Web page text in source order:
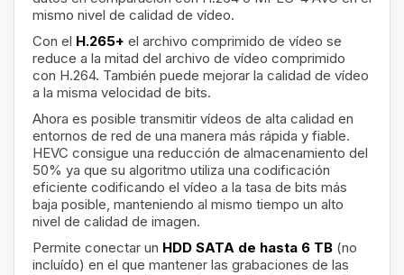
mismo nivel de calidad de vídeo.
Con el H.265+ el archivo comprimido de vídeo se
reduce a la mitad del archivo de vídeo comprimido
con H.264. También puede mejorar la calidad de vídeo
a la misma velocidad de bits.
Ahora es posible transmitir vídeos de alta calidad en
entornos de red de una manera más rápida y fiable.
HEVC consigue una reducción de almacenamiento del
50% ya que su algoritmo utiliza una codificación
eficiente codificando el vídeo a la tasa de bits más
baja posible, manteniendo al mismo tiempo un alto
nivel de calidad de imagen.
Permite conectar un HDD SATA de hasta 6 TB (no
incluído) en el que mantener las grabaciones de las